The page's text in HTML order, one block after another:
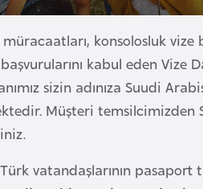
konsolosluk
kabul eden Vize
sizin adınıza Suudi
Müşteri temsilcimizden
vatandaşlarının pasaport